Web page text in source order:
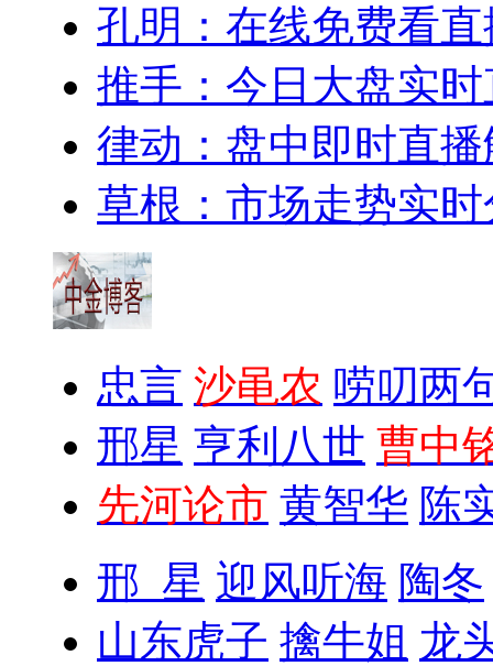
孔明：在线免费看直
推手：今日大盘实
律动：盘中即时直
草根：市场走势实
忠言 沙黾农 唠叨两
邢星 亨利八世 曹中
先河论市 黄智华 陈
邢_星 迎风听海 陶冬
山东虎子 擒牛姐 龙